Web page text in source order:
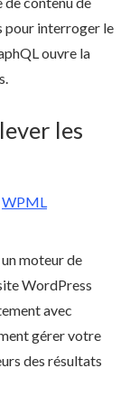
pour interroger le
ouvre la
les
WPML
moteur de
WordPress
avec
gérer votre
des résultats